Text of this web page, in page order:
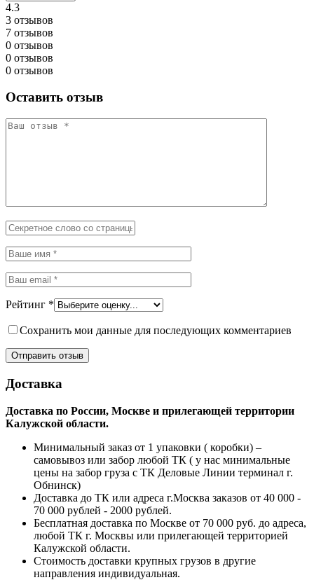
4.3
3 отзывов
7 отзывов
0 отзывов
0 отзывов
0 отзывов
Оставить отзыв
Рейтинг *
Сохранить мои данные для последующих комментариев
Доставка
Доставка по России, Москве и прилегающей территории
Калужской области.
Минимальный заказ от 1 упаковки ( коробки) –
самовывоз или забор любой ТК ( у нас минимальные
цены на забор груза с ТК Деловые Линии терминал г.
Обнинск)
Доставка до ТК или адреса г.Москва заказов от 40 000 -
70 000 рублей - 2000 рублей.
Бесплатная доставка по Москве от 70 000 руб. до адреса,
любой ТК г. Москвы или прилегающей территорией
Калужской области.
Стоимость доставки крупных грузов в другие
направления индивидуальная.